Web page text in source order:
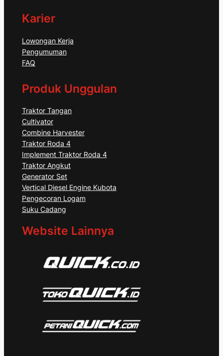
Karier
Lowongan Kerja
Pengumuman
FAQ
Produk Unggulan
Traktor Tangan
Cultivator
Combine Harvester
Traktor Roda 4
Implement Traktor Roda 4
Traktor Angkut
Generator Set
Vertical Diesel Engine Kubota
Pengecoran Logam
Suku Cadang
Website Lainnya